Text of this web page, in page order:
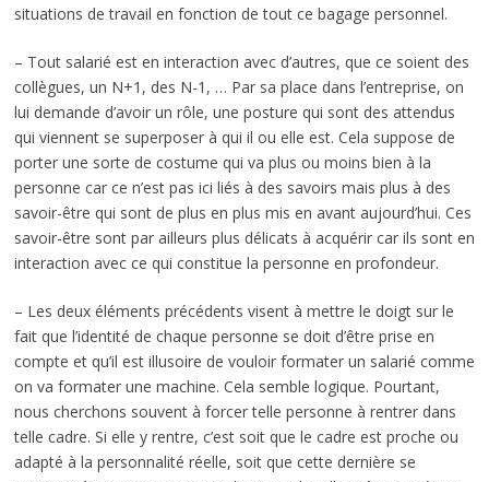
situations de travail en fonction de tout ce bagage personnel.
– Tout salarié est en interaction avec d’autres, que ce soient des
collègues, un N+1, des N-1, … Par sa place dans l’entreprise, on
lui demande d’avoir un rôle, une posture qui sont des attendus
qui viennent se superposer à qui il ou elle est. Cela suppose de
porter une sorte de costume qui va plus ou moins bien à la
personne car ce n’est pas ici liés à des savoirs mais plus à des
savoir-être qui sont de plus en plus mis en avant aujourd’hui. Ces
savoir-être sont par ailleurs plus délicats à acquérir car ils sont en
interaction avec ce qui constitue la personne en profondeur.
– Les deux éléments précédents visent à mettre le doigt sur le
fait que l’identité de chaque personne se doit d’être prise en
compte et qu’il est illusoire de vouloir formater un salarié comme
on va formater une machine. Cela semble logique. Pourtant,
nous cherchons souvent à forcer telle personne à rentrer dans
telle cadre. Si elle y rentre, c’est soit que le cadre est proche ou
adapté à la personnalité réelle, soit que cette dernière se